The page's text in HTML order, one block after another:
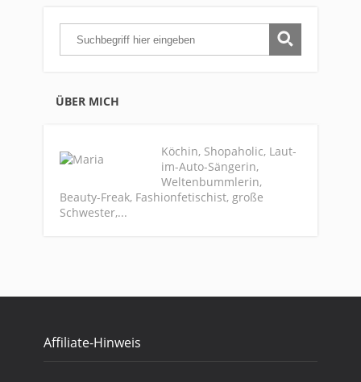
ÜBER MICH
Köchin, Shopaholic, Laut-
im-Auto-Sängerin,
Weltenbummlerin,
Beauty-Freak, Fashionfetischist, große
Schwester,...
Affiliate-Hinweis